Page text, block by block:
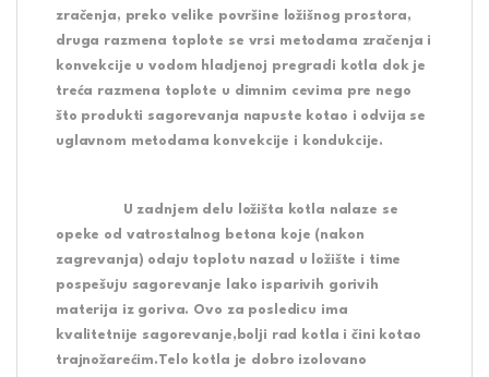
zračenja, preko velike površine ložišnog prostora,
druga razmena toplote se vrsi metodama zračenja i
konvekcije u vodom hladjenoj pregradi kotla dok je
treća razmena toplote u dimnim cevima pre nego
što produkti sagorevanja napuste kotao i odvija se
uglavnom metodama konvekcije i kondukcije.
U zadnjem delu ložišta kotla nalaze se
opeke od vatrostalnog betona koje (nakon
zagrevanja) odaju toplotu nazad u ložište i time
pospešuju sagorevanje lako isparivih gorivih
materija iz goriva. Ovo za posledicu ima
kvalitetnije sagorevanje,bolji rad kotla i čini kotao
trajnožarećim.Telo kotla je dobro izolovano